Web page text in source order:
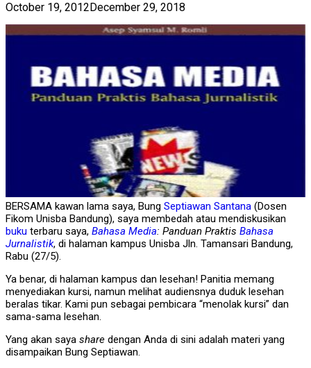
October 19, 2012 December 29, 2018
BERSAMA kawan lama saya, Bung Septiawan Santana (Dosen
Fikom Unisba Bandung), saya membedah atau mendiskusikan
buku terbaru saya, Bahasa Media: Panduan Praktis Bahasa
Jurnalistik, di halaman kampus Unisba Jln. Tamansari Bandung,
Rabu (27/5).
Ya benar, di halaman kampus dan lesehan! Panitia memang
menyediakan kursi, namun melihat audiensnya duduk lesehan
beralas tikar. Kami pun sebagai pembicara “menolak kursi” dan
sama-sama lesehan.
Yang akan saya share dengan Anda di sini adalah materi yang
disampaikan Bung Septiawan.